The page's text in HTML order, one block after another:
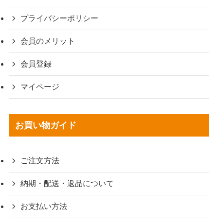
プライバシーポリシー
会員のメリット
会員登録
マイページ
お買い物ガイド
ご注文方法
納期・配送・返品について
お支払い方法